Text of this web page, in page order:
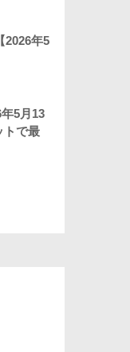
2026年5
5月13
トで最